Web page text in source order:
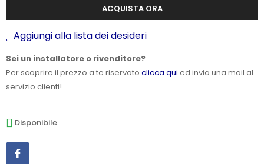
ACQUISTA ORA
Aggiungi alla lista dei desideri
Sei un installatore o rivenditore?
Per scoprire il prezzo a te riservato clicca qui ed invia una mail al
servizio clienti!
Disponibile